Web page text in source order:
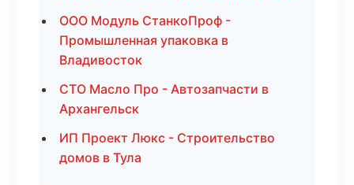
ООО Модуль СтанкоПроф -
Промышленная упаковка в
Владивосток
СТО Масло Про - Автозапчасти в
Архангельск
ИП Проект Люкс - Строительство
домов в Тула